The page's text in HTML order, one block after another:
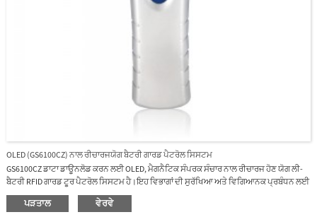
OLED (GS6100CZ) ਨਾਲ ਰੀਚਾਰਜਯੋਗ ਬੈਟਰੀ ਗਾਰਡ ਪੈਟਰੋਲ ਸਿਸਟਮ
GS6100CZ ਡਾਟਾ ਡਾਊਨਲੋਡ ਕਰਨ ਲਈ OLED, ਮੈਗਨੈਟਿਕ ਸੰਪਰਕ ਸੰਚਾਰ ਨਾਲ ਰੀਚਾਰਜ ਹੋਣ ਯੋਗ ਲੀ-
ਬੈਟਰੀ RFID ਗਾਰਡ ਟੂਰ ਪੈਟਰੋਲ ਸਿਸਟਮ ਹੈ।ਇਹ ਵਿਭਾਗਾਂ ਦੀ ਸੁਰੱਖਿਆ ਅਤੇ ਵਿਗਿਆਨਕ ਪ੍ਰਬੰਧਨ ਲਈ
ਢੁਕਵਾਂ ਉੱਨਤ ਉਪਕਰਣ ਹੈ;ਇਹ ਜਾਇਦਾਦ ਪ੍ਰਬੰਧਨ ਵਿਭਾਗ ਲਈ ਕਮਿਊਨਿਟੀ ਆਧੁਨਿਕੀਕਰਨ ਨੂੰ ਵੀ
ਵਧਾਉਂਦਾ ਹੈ।
ਪੜਤਾਲ ਵੇਰਵੇ